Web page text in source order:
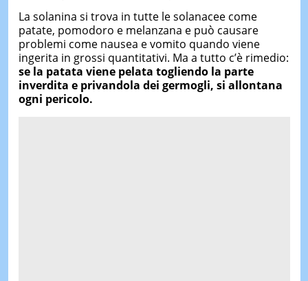
La solanina si trova in tutte le solanacee come
patate, pomodoro e melanzana e può causare
problemi come nausea e vomito quando viene
ingerita in grossi quantitativi. Ma a tutto c’è rimedio:
se la patata viene pelata togliendo la parte
inverdita e privandola dei germogli, si allontana
ogni pericolo.